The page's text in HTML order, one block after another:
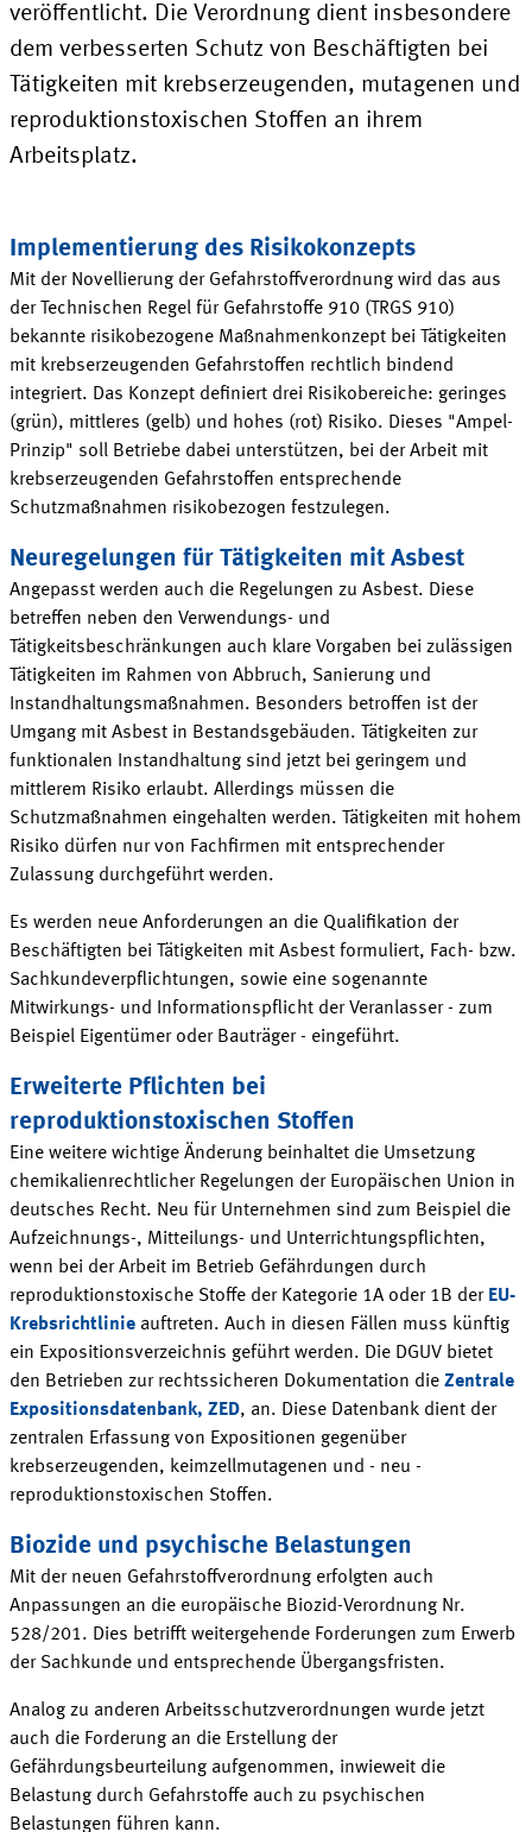
veröffentlicht. Die Verordnung dient insbesondere
dem verbesserten Schutz von Beschäftigten bei
Tätigkeiten mit krebserzeugenden, mutagenen und
reproduktionstoxischen Stoffen an ihrem
Arbeitsplatz.
Implementierung des Risikokonzepts
Mit der Novellierung der Gefahrstoffverordnung wird das aus
der Technischen Regel für Gefahrstoffe 910 (TRGS 910)
bekannte risikobezogene Maßnahmenkonzept bei Tätigkeiten
mit krebserzeugenden Gefahrstoffen rechtlich bindend
integriert. Das Konzept definiert drei Risikobereiche: geringes
(grün), mittleres (gelb) und hohes (rot) Risiko. Dieses "Ampel-
Prinzip" soll Betriebe dabei unterstützen, bei der Arbeit mit
krebserzeugenden Gefahrstoffen entsprechende
Schutzmaßnahmen risikobezogen festzulegen.
Neuregelungen für Tätigkeiten mit Asbest
Angepasst werden auch die Regelungen zu Asbest. Diese
betreffen neben den Verwendungs- und
Tätigkeitsbeschränkungen auch klare Vorgaben bei zulässigen
Tätigkeiten im Rahmen von Abbruch, Sanierung und
Instandhaltungsmaßnahmen. Besonders betroffen ist der
Umgang mit Asbest in Bestandsgebäuden. Tätigkeiten zur
funktionalen Instandhaltung sind jetzt bei geringem und
mittlerem Risiko erlaubt. Allerdings müssen die
Schutzmaßnahmen eingehalten werden. Tätigkeiten mit hohem
Risiko dürfen nur von Fachfirmen mit entsprechender
Zulassung durchgeführt werden.
Es werden neue Anforderungen an die Qualifikation der
Beschäftigten bei Tätigkeiten mit Asbest formuliert, Fach- bzw.
Sachkundeverpflichtungen, sowie eine sogenannte
Mitwirkungs- und Informationspflicht der Veranlasser - zum
Beispiel Eigentümer oder Bauträger - eingeführt.
Erweiterte Pflichten bei
reproduktionstoxischen Stoffen
Eine weitere wichtige Änderung beinhaltet die Umsetzung
chemikalienrechtlicher Regelungen der Europäischen Union in
deutsches Recht. Neu für Unternehmen sind zum Beispiel die
Aufzeichnungs-, Mitteilungs- und Unterrichtungspflichten,
wenn bei der Arbeit im Betrieb Gefährdungen durch
reproduktionstoxische Stoffe der Kategorie 1A oder 1B der EU-
Krebsrichtlinie auftreten. Auch in diesen Fällen muss künftig
ein Expositionsverzeichnis geführt werden. Die DGUV bietet
den Betrieben zur rechtssicheren Dokumentation die Zentrale
Expositionsdatenbank, ZED, an. Diese Datenbank dient der
zentralen Erfassung von Expositionen gegenüber
krebserzeugenden, keimzellmutagenen und - neu -
reproduktionstoxischen Stoffen.
Biozide und psychische Belastungen
Mit der neuen Gefahrstoffverordnung erfolgten auch
Anpassungen an die europäische Biozid-Verordnung Nr.
528/201. Dies betrifft weitergehende Forderungen zum Erwerb
der Sachkunde und entsprechende Übergangsfristen.
Analog zu anderen Arbeitsschutzverordnungen wurde jetzt
auch die Forderung an die Erstellung der
Gefährdungsbeurteilung aufgenommen, inwieweit die
Belastung durch Gefahrstoffe auch zu psychischen
Belastungen führen kann.